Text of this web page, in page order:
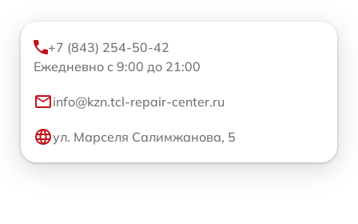
+7 (843) 254-50-42
Ежедневно с 9:00 до 21:00
info@kzn.tcl-repair-center.ru
ул. Марселя Салимжанова, 5